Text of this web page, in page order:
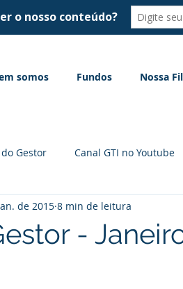
somos Fundos Nossa
Gestor Canal GTI no Youtube
-
de 2015 8 min de leitura